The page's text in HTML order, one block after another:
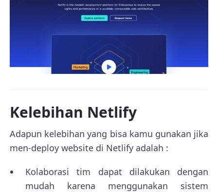
Kelebihan Netlify
Adapun kelebihan yang bisa kamu gunakan jika
men-deploy website di Netlify adalah :
Kolaborasi tim dapat dilakukan dengan
mudah karena menggunakan sistem